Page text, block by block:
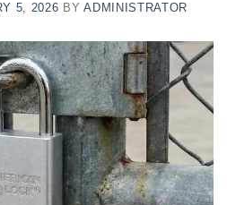
5, 2026 BYADMINISTRATOR